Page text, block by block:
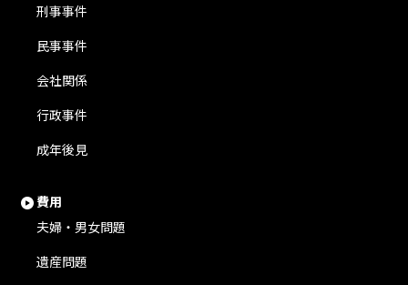
刑事事件
民事事件
会社関係
行政事件
成年後見
費用
夫婦・男女問題
遺産問題